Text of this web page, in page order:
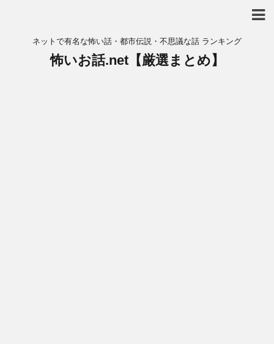
ネットで有名な怖い話・都市伝説・不思議な話 ランキング
怖いお話.net【厳選まとめ】